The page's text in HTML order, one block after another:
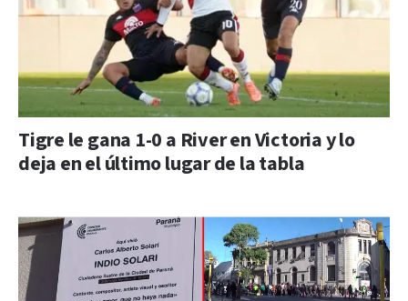
Tigre le gana 1-0 a River en Victoria y lo
deja en el último lugar de la tabla